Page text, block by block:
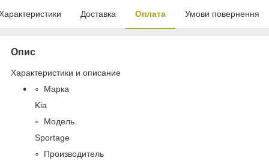
Доставка Оплата Умови повернення
Опис
Характеристики и описание
Марка
Kia
Модель
Sportage
Производитель